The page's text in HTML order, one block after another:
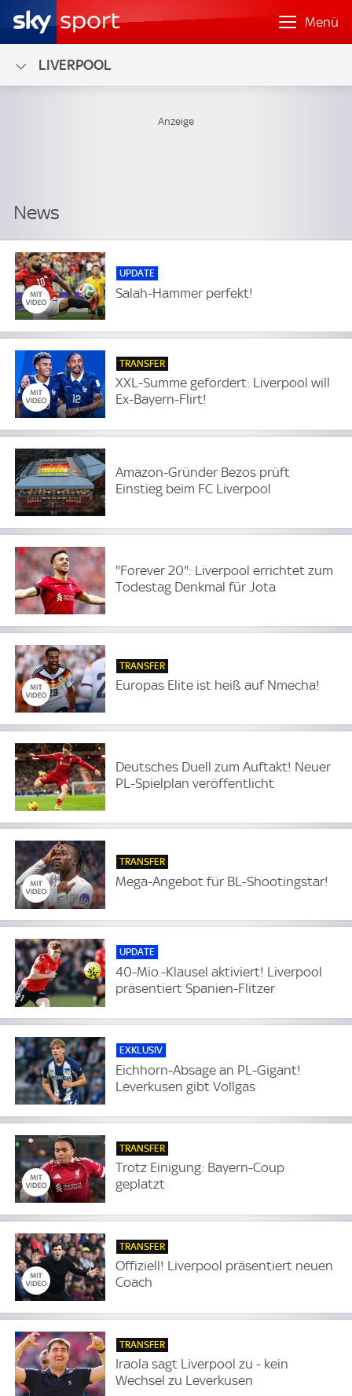
Menü
LIVERPOOL
UPDATE
Salah-Hammer perfekt!
TRANSFER
XXL-Summe gefordert: Liverpool will
Ex-Bayern-Flirt!
Amazon-Gründer Bezos prüft
Einstieg beim FC Liverpool
"Forever 20": Liverpool errichtet zum
Todestag Denkmal für Jota
TRANSFER
Europas Elite ist heiß auf Nmecha!
Deutsches Duell zum Auftakt! Neuer
PL-Spielplan veröffentlicht
TRANSFER
Mega-Angebot für BL-Shootingstar!
UPDATE
40-Mio.-Klausel aktiviert! Liverpool
präsentiert Spanien-Flitzer
EXKLUSIV
Eichhorn-Absage an PL-Gigant!
Leverkusen gibt Vollgas
TRANSFER
Trotz Einigung: Bayern-Coup
geplatzt
TRANSFER
Offiziell! Liverpool präsentiert neuen
Coach
TRANSFER
Iraola sagt Liverpool zu - kein
Wechsel zu Leverkusen